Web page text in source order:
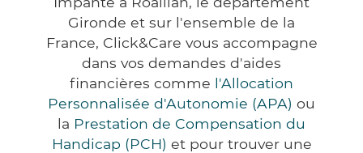
Gironde et sur l'ensemble de la
France, Click&Care vous accompagne
dans vos demandes d'aides
financières comme l'Allocation
Personnalisée d'Autonomie (APA) ou
la Prestation de Compensation du
Handicap (PCH) et pour trouver une